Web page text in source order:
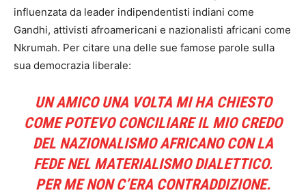
influenzata da leader indipendentisti indiani come
Gandhi, attivisti afroamericani e nazionalisti africani come
Nkrumah. Per citare una delle sue famose parole sulla
sua democrazia liberale:
UN AMICO UNA VOLTA MI HA CHIESTO
COME POTEVO CONCILIARE IL MIO CREDO
DEL NAZIONALISMO AFRICANO CON LA
FEDE NEL MATERIALISMO DIALETTICO.
PER ME NON C’ERA CONTRADDIZIONE.